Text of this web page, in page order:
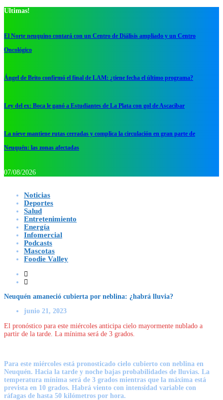
Ultimas!
El Norte neuquino contará con un Centro de Diálisis ampliado y un Centro
Oncológico
Ángel de Brito confirmó el final de LAM: ¿tiene fecha el último programa?
Ley del ex: Boca le ganó a Estudiantes de La Plata con gol de Ascacibar
La nieve mantiene rutas cerradas y complica la circulación en gran parte de
Neuquén: las zonas afectadas
07/08/2026
Noticias
Deportes
Salud
Entretenimiento
Energía
Infomercial
Podcasts
Mascotas
Foodie Valley
Neuquén amaneció cubierta por neblina: ¿habrá lluvia?
junio 21, 2023
El pronóstico para este miércoles anticipa cielo mayormente nublado a
partir de la tarde. La mínima será de 3 grados.
Para este miércoles está pronosticado cielo cubierto con neblina en
Neuquén. Hacia la tarde y noche bajas probabilidades de lluvias. La
temperatura mínima será de 3 grados mientras que la máxima está
prevista en 10 grados. Habrá viento con intensidad variable con
ráfagas de hasta 50 kilómetros por hora.